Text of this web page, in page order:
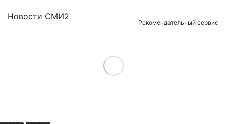
Новости СМИ2
Рекомендательный сервис
Load More